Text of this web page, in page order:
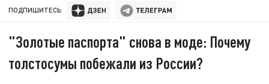
ПОДПИШИТЕСЬ:
"Золотые паспорта" снова в моде: Почему
толстосумы побежали из России?